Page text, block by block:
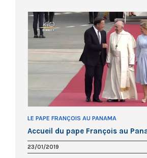
LE PAPE FRANÇOIS AU PANAMA
Accueil du pape François au
23/01/2019